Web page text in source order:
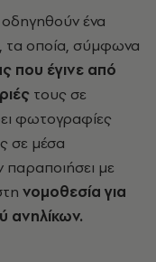
οδηγηθούν ένα
τα οποία, σύμφωνα
που έγινε από
τους σε
φωτογραφίες
σε μέσα
παραποιήσει με
νομοθεσία για
ανηλίκων.